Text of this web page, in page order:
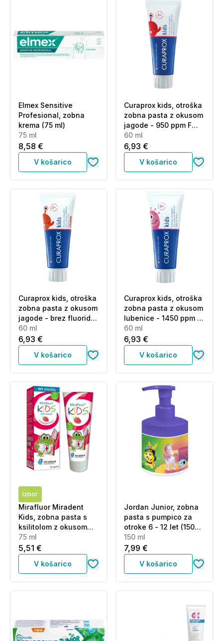
Elmex Sensitive
Profesional, zobna
krema (75 ml)
75 ml
8,58 €
V košarico
Curaprox kids, otroška
zobna pasta z okusom
jagode - 950 ppm F
(60 ml)
60 ml
6,93 €
V košarico
Curaprox kids, otroška
zobna pasta z okusom
jagode - brez fluoridov
(60 ml)
60 ml
6,93 €
V košarico
Curaprox kids, otroška
zobna pasta z okusom
lubenice - 1450 ppm F
(60 ml)
60 ml
6,93 €
V košarico
Izbor
Mirafluor Miradent
Kids, zobna pasta s
ksilitolom z okusom
maline (75 ml)
75 ml
5,51 €
V košarico
Jordan Junior, zobna
pasta s pumpico za
otroke 6 - 12 let (150
ml)
150 ml
7,99 €
V košarico